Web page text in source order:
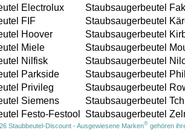
Electrolux
Staubsaugerbeutel
FIF
Staubsaugerbeutel
Hoover
Staubsaugerbeutel
Miele
Staubsaugerbeutel
Nilfisk
Staubsaugerbeutel
Parkside
Staubsaugerbeutel
Privileg
Staubsaugerbeutel
Siemens
Staubsaugerbeutel
Festo-Festool
Staubsaugerbeutel
Staubbeutel-Discount - Ausgewiesene Marken®gehören